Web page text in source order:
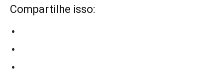
Compartilhe isso: